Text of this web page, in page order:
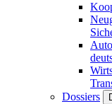
Dossiers